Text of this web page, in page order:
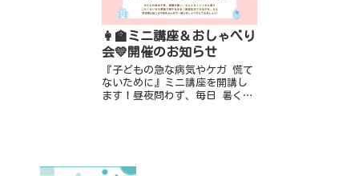
👩‍🏫ミニ講座＆おしゃべり
会💛開催のお知らせ
『子どもの急な病気やケガ 慌て
ないために』ミニ講座を開講し
ます！昼夜問わず、毎日 暑くて